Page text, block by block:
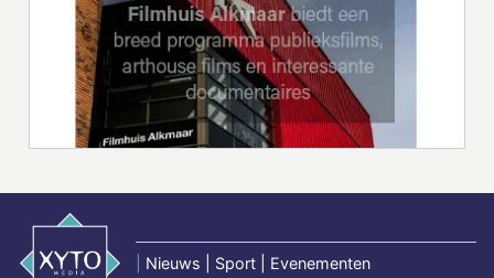
Nieuws | Sport | Evenementen